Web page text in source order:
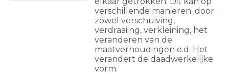
verschillende manieren: door
zowel verschuiving,
verdraaiing, verkleining, het
veranderen van de
maatverhoudingen e.d. Het
verandert de daadwerkelijke
vorm.